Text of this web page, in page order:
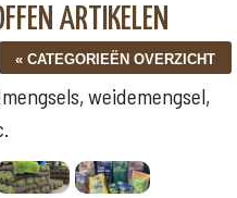
ARTIKELEN
weidemengsel,